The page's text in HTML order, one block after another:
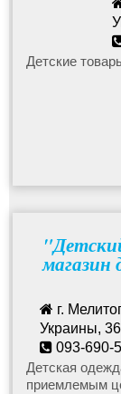
Детские
магазин
г.
Украины,
093-690-
Детская
приемлемым